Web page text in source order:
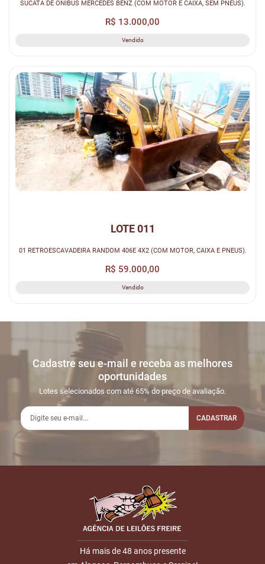
SUCATA DE ÔNIBUS MERCEDES BENZ (COM MOTOR E CAIXA, SEM PNEUS).
R$ 13.000,00
Vendido
LOTE 011
01 RETROESCAVADEIRA RANDOM 406E 4X2 (COM MOTOR, CAIXA E PNEUS).
R$ 59.000,00
Vendido
Cadastre seu e-mail e receba as melhores
oportunidades
Lotes selecionados com até 65% do preço de avaliação.
CADASTRAR
Há mais de 48 anos presente